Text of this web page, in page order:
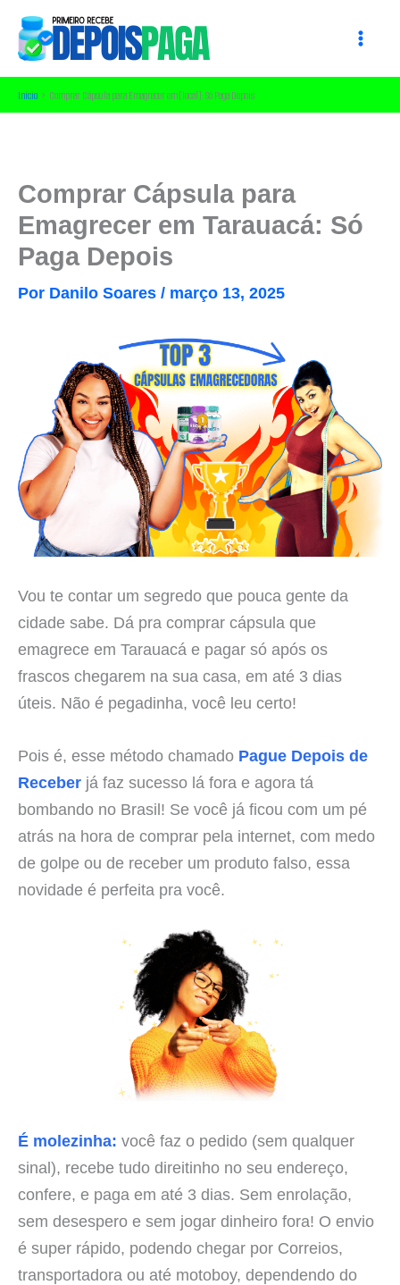
para
conteúdo
Início Comprar Cápsula para Emagrecer em [local]: Só Paga Depois
Comprar Cápsula para
Emagrecer em Tarauacá: Só
Paga Depois
Por Danilo Soares / março 13, 2025
Vou te contar um segredo que pouca gente da
cidade sabe. Dá pra comprar cápsula que
emagrece em Tarauacá e pagar só após os
frascos chegarem na sua casa, em até 3 dias
úteis. Não é pegadinha, você leu certo!
Pois é, esse método chamado Pague Depois de
Receber já faz sucesso lá fora e agora tá
bombando no Brasil! Se você já ficou com um pé
atrás na hora de comprar pela internet, com medo
de golpe ou de receber um produto falso, essa
novidade é perfeita pra você.
É molezinha: você faz o pedido (sem qualquer
sinal), recebe tudo direitinho no seu endereço,
confere, e paga em até 3 dias. Sem enrolação,
sem desespero e sem jogar dinheiro fora! O envio
é super rápido, podendo chegar por Correios,
transportadora ou até motoboy, dependendo do